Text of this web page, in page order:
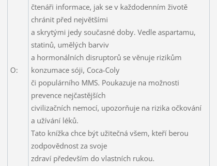
O:
čtenáři informace, jak se v každodenním životě
chránit před největšími
a skrytými jedy současné doby. Vedle aspartamu,
statinů, umělých barviv
a hormonálních disruptorů se věnuje rizikům
konzumace sóji, Coca-Coly
či populárního MMS. Poukazuje na možnosti
prevence nejčastějších
civilizačních nemocí, upozorňuje na rizika očkování
a užívání léků.
Tato knížka chce být užitečná všem, kteří berou
zodpovědnost za svoje
zdraví především do vlastních rukou.